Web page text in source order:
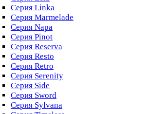
Серия Linka
Серия Marmelade
Серия Napa
Серия Pinot
Серия Reserva
Серия Resto
Серия Retro
Серия Serenity
Серия Side
Серия Sword
Серия Sуlvana